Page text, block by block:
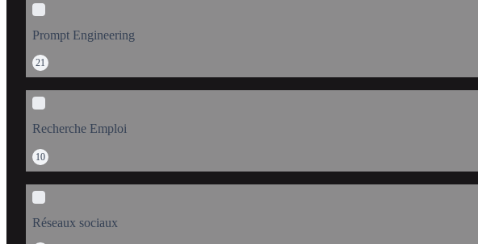
Prompt Engineering
21
Recherche Emploi
10
Réseaux sociaux